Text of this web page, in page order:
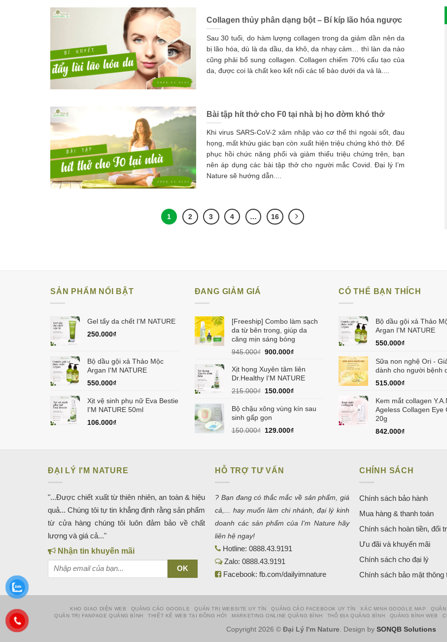
Collagen thủy phân dạng bột – Bí kíp lão hóa ngược
Sau 30 tuổi, do hàm lượng collagen trong da giảm dần nên da
bị lão hóa, dù là da dầu, da khô, da nhạy cảm… thì làn da nào
cũng phải bổ sung collagen. Collagen chiếm 70% cấu tạo của
da, được coi là chất keo kết nối các tế bào dưới da và là....
Bài tập hít thở cho F0 tại nhà bị ho đờm khó thở
Khi virus SARS-CoV-2 xâm nhập vào cơ thể thì ngoài sốt, đau
họng, mất khứu giác bạn còn xuất hiện triệu chứng khó thở. Để
phục hồi chức năng phổi và giảm thiểu triệu chứng trên, bạn
nên áp dụng các bài tập thở cho người mắc Covid. Đại lý I’m
Nature sẽ hướng dẫn....
1 2 3 4 … 16
SẢN PHẨM NỔI BẬT
Gel tẩy da chết I'M NATURE
250.000₫
Bộ dầu gội xả Thảo Mộc
Argan I'M NATURE
550.000₫
Xịt vệ sinh phụ nữ Eva Bestie
I'M NATURE 50ml
106.000₫
ĐANG GIẢM GIÁ
[Freeship] Combo làm sạch
da từ bên trong, giúp da
căng mịn sáng bóng
945.000₫ Giá
là:
945.000₫.
900.000₫Giá
tại
là:
900.000₫.
Xịt họng Xuyên tâm liên
Dr.Healthy I'M NATURE
215.000₫ Giá
là:
215.000₫.
150.000₫Giá
tại
Bộ chậu xông vùng kín sau
sinh gấp gọn
150.000₫ Giá
129.000₫Giá
CÓ THỂ BẠN THÍCH
Bộ dầu gội xả Thảo
Argan I'M NATURE
550.000₫
Sữa non nghệ Ori -
dành cho người bệnh
515.000₫
Kem mắt collagen
Ageless Collagen Eye
20g
842.000₫
ĐẠI LÝ I'M NATURE
"...Được chiết xuất từ thiên nhiên, an toàn & hiệu
quả... Chúng tôi tự tin khẳng định rằng sản phẩm
từ cửa hàng chúng tôi luôn đảm bảo về chất
lượng và giá cả..."
Nhận tin khuyến mãi
HỖ TRỢ TƯ VẤN
? Bạn đang có thắc mắc về sản phẩm, giá
cả,... hay muốn làm chi nhánh, đại lý kinh
doanh các sản phẩm của I'm Nature hãy
liên hệ ngay!
Hotline:0888.43.9191
Zalo:0888.43.9191
Facebook:fb.com/dailyimnature
CHÍNH SÁCH
Chính sách bảo hành
Mua hàng & thanh toán
Chính sách hoàn tiền, đổi
Ưu đãi và khuyến mãi
Chính sách cho đại lý
Chính sách bảo mật thông
KHO GIAO DIỆN WEB QUẢNG CÁO GOOGLE QUẢN TRỊ WEBSITE UY TÍN QUẢNG CÁO FACEBOOK UY TÍN XÁC MINH GOOGLE MAP
QUẢN TRỊ FANPAGE QUẢNG BÌNH
THIẾT KẾ WEB TẠI ĐỒNG HỚI MARKETING ONLINE QUẢNG BÌNH THỔ ĐỊA QUẢNG BÌNH QUẢNG BÌNH WEB
Copyright 2026 © Đại Lý I'm Nature . Design by SONQB Solutions